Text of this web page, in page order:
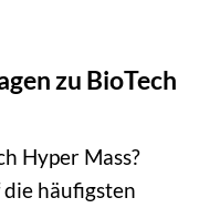
zu BioTech
Hyper Mass?
häufigsten